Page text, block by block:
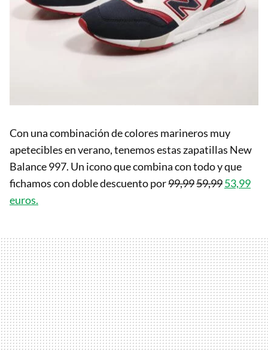
Con una combinación de colores marineros muy
apetecibles en verano, tenemos estas zapatillas New
Balance 997. Un icono que combina con todo y que
fichamos con doble descuento por99,9959,9953,99
euros.